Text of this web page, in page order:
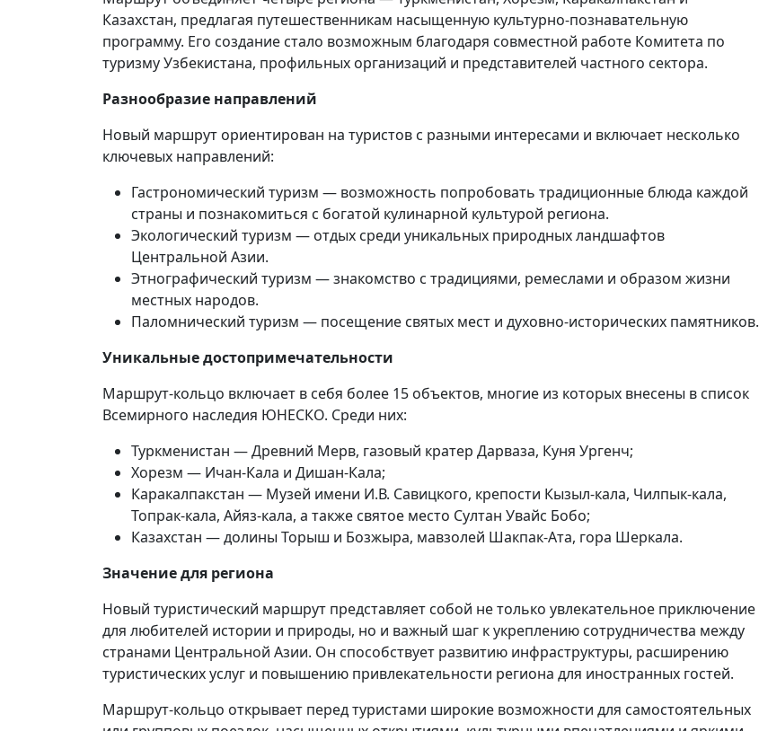
Казахстан, предлагая путешественникам насыщенную культурно-познавательную
программу. Его создание стало возможным благодаря совместной работе Комитета по
туризму Узбекистана, профильных организаций и представителей частного сектора.
Разнообразие направлений
Новый маршрут ориентирован на туристов с разными интересами и включает несколько
ключевых направлений:
Гастрономический туризм — возможность попробовать традиционные блюда каждой
страны и познакомиться с богатой кулинарной культурой региона.
Экологический туризм — отдых среди уникальных природных ландшафтов
Центральной Азии.
Этнографический туризм — знакомство с традициями, ремеслами и образом жизни
местных народов.
Паломнический туризм — посещение святых мест и духовно-исторических памятников.
Уникальные достопримечательности
Маршрут-кольцо включает в себя более 15 объектов, многие из которых внесены в список
Всемирного наследия ЮНЕСКО. Среди них:
Туркменистан — Древний Мерв, газовый кратер Дарваза, Куня Ургенч;
Хорезм — Ичан-Кала и Дишан-Кала;
Каракалпакстан — Музей имени И.В. Савицкого, крепости Кызыл-кала, Чилпык-кала,
Топрак-кала, Айяз-кала, а также святое место Султан Увайс Бобо;
Казахстан — долины Торыш и Бозжыра, мавзолей Шакпак-Ата, гора Шеркала.
Значение для региона
Новый туристический маршрут представляет собой не только увлекательное приключение
для любителей истории и природы, но и важный шаг к укреплению сотрудничества между
странами Центральной Азии. Он способствует развитию инфраструктуры, расширению
туристических услуг и повышению привлекательности региона для иностранных гостей.
Маршрут-кольцо открывает перед туристами широкие возможности для самостоятельных